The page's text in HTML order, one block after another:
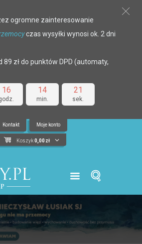
16 14
min.
20
sek.
ogromne zainteresowanie
czas wysyłki wynosi ok. 2 dni
89 zł do punktów DPD (automaty,
Kontakt Moje konto
Koszyk 0,00 zł